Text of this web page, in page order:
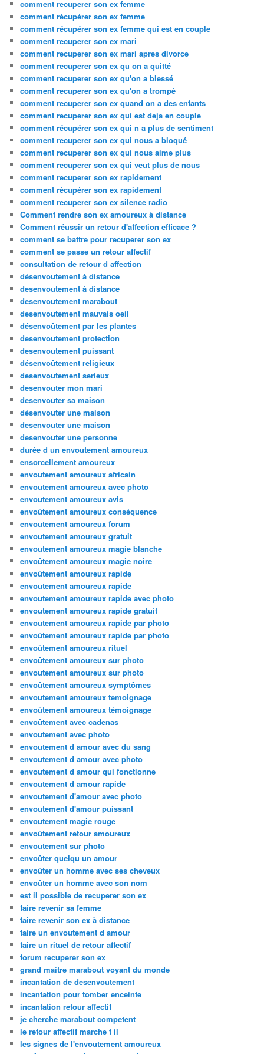
comment recuperer son ex femme
comment récupérer son ex femme
comment récupérer son ex femme qui est en couple
comment recuperer son ex mari
comment recuperer son ex mari apres divorce
comment recuperer son ex qu on a quitté
comment recuperer son ex qu'on a blessé
comment recuperer son ex qu'on a trompé
comment recuperer son ex quand on a des enfants
comment recuperer son ex qui est deja en couple
comment récupérer son ex qui n a plus de sentiment
comment recuperer son ex qui nous a bloqué
comment recuperer son ex qui nous aime plus
comment recuperer son ex qui veut plus de nous
comment recuperer son ex rapidement
comment récupérer son ex rapidement
comment recuperer son ex silence radio
Comment rendre son ex amoureux à distance
Comment réussir un retour d'affection efficace ?
comment se battre pour recuperer son ex
comment se passe un retour affectif
consultation de retour d affection
désenvoutement à distance
desenvoutement à distance
desenvoutement marabout
desenvoutement mauvais oeil
désenvoûtement par les plantes
desenvoutement protection
desenvoutement puissant
désenvoûtement religieux
desenvoutement serieux
desenvouter mon mari
desenvouter sa maison
désenvouter une maison
desenvouter une maison
desenvouter une personne
durée d un envoutement amoureux
ensorcellement amoureux
envoutement amoureux africain
envoutement amoureux avec photo
envoutement amoureux avis
envoûtement amoureux conséquence
envoutement amoureux forum
envoutement amoureux gratuit
envoutement amoureux magie blanche
envoûtement amoureux magie noire
envoûtement amoureux rapide
envoutement amoureux rapide
envoutement amoureux rapide avec photo
envoutement amoureux rapide gratuit
envoutement amoureux rapide par photo
envoûtement amoureux rapide par photo
envoûtement amoureux rituel
envoûtement amoureux sur photo
envoutement amoureux sur photo
envoûtement amoureux symptômes
envoutement amoureux temoignage
envoûtement amoureux témoignage
envoûtement avec cadenas
envoutement avec photo
envoutement d amour avec du sang
envoutement d amour avec photo
envoutement d amour qui fonctionne
envoutement d amour rapide
envoutement d'amour avec photo
envoutement d'amour puissant
envoutement magie rouge
envoûtement retour amoureux
envoutement sur photo
envoûter quelqu un amour
envoûter un homme avec ses cheveux
envoûter un homme avec son nom
est il possible de recuperer son ex
faire revenir sa femme
faire revenir son ex à distance
faire un envoutement d amour
faire un rituel de retour affectif
forum recuperer son ex
grand maitre marabout voyant du monde
incantation de desenvoutement
incantation pour tomber enceinte
incantation retour affectif
je cherche marabout competent
le retour affectif marche t il
les signes de l'envoutement amoureux